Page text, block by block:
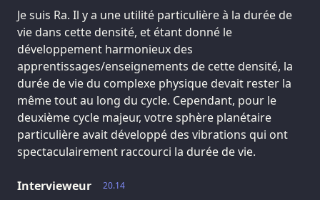
Je suis Ra. Il y a une utilité particulière à la durée de
vie dans cette densité, et étant donné le
développement harmonieux des
apprentissages/enseignements de cette densité, la
durée de vie du complexe physique devait rester la
même tout au long du cycle. Cependant, pour le
deuxième cycle majeur, votre sphère planétaire
particulière avait développé des vibrations qui ont
spectaculairement raccourci la durée de vie.
20.14
Intervieweur